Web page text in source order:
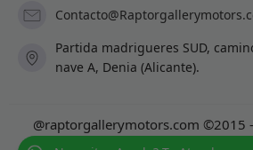
Partida madrigueres SUD,
nave A, Denia (Alicante).
@raptorgallerymotors.com ©2015
Prosale
by